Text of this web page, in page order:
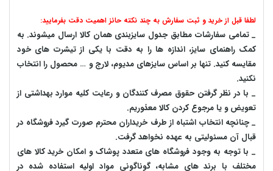
لطفا قبل از خرید و ثبت سفارش به چند نکته حائز اهمیت دقت بفرمایید:
_ تمامی سفارشات مطابق جدول سایزبندی همان کالا ارسال میشوند. به
کمک راهنمای سایز، اندازه ها را به دقت با یکی از تیشرت های خود
مقایسه کنید. تنها بر اساس سایزهای مدیوم، لارج و … محصول را انتخاب
نکنید.
_ با در نظر گرفتن حقوق مصرف کنندگان و رعایت کلیه موارد بهداشتی از
تعویض و یا مرجوع کردن کالا معذوریم.
_ چنانچه انتخاب اشتباه از طرف خریداران محترم صورت گیرد فروشگاه در
قبال آن مسئولیتی به عهده نخواهد گرفت.
_ با توجه به‌ وجود فروشگاه های متعدد‌ پوشاک و امکان خرید کالا های
مختلف با برند های مشابه، گوناگونی مواد اولیه استفاده شده در